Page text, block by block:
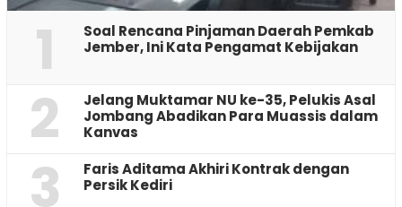
1
‎Soal Rencana Pinjaman Daerah Pemkab
Jember, Ini Kata Pengamat Kebijakan ‎
2
Jelang Muktamar NU ke-35, Pelukis Asal
Jombang Abadikan Para Muassis dalam
Kanvas
3
Faris Aditama Akhiri Kontrak dengan
Persik Kediri